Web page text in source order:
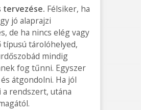
tervezése. Félsiker, ha
jó alaprajzi
de ha nincs elég vagy
típusú tárolóhelyed,
mindig
fog tűnni. Egyszer
átgondolni. Ha jól
a rendszert, utána